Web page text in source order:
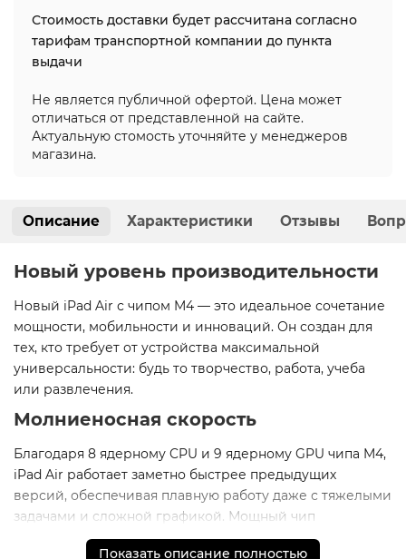
Стоимость доставки будет рассчитана согласно
тарифам транспортной компании до пункта
выдачи
Не является публичной офертой. Цена может
отличаться от представленной на сайте.
Актуальную стомость уточняйте у менеджеров
магазина.
Описание Характеристики Отзывы
Новый уровень производительности
Новый iPad Air с чипом M4 — это идеальное сочетание
мощности, мобильности и инноваций. Он создан для
тех, кто требует от устройства максимальной
универсальности: будь то творчество, работа, учеба
или развлечения.
Молниеносная скорость
Благодаря 8 ядерному CPU и 9 ядерному GPU чипа M4,
iPad Air работает заметно быстрее предыдущих
версий, обеспечивая плавную работу даже с тяжелыми
задачами и сложной графикой. Мощный чип
раскрывает новые горизонты для творчества
Показать описание полностью